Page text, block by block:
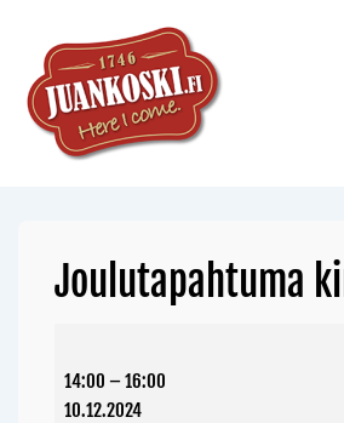
Joulutapahtuma
14:00 –16:00
10.12.2024